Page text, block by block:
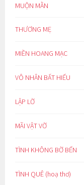
MUỘN MẰN
THƯƠNG MẸ
MIỀN HOANG MẠC
VÔ NHÂN BẤT HIẾU
LẬP LỜ
MÃI VẬT VỜ
TÌNH KHÔNG BỜ BẾN
TÌNH QUÊ (hoạ thơ)